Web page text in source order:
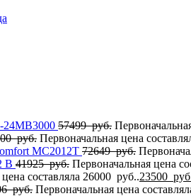
24MB3000 57499руб.
руб. Первоначальная цена
MC2012T 72649руб.
В 41925руб. Первоначальная цена
составляла 26000 руб..23500
руб. Первоначальная цена